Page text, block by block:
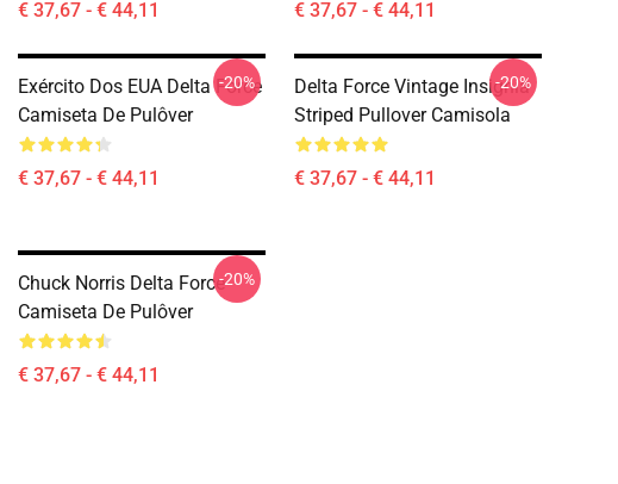
€ 37,67 - € 44,11 € 37,67 - € 44,11
Exército Dos EUA Delta Force
Camiseta De Pulôver
€ 37,67 - € 44,11
-20%
Delta Force Vintage Insignia
Striped Pullover Camisola
€ 37,67 - € 44,11
-20%
Chuck Norris Delta Force
Camiseta De Pulôver
€ 37,67 - € 44,11
-20%